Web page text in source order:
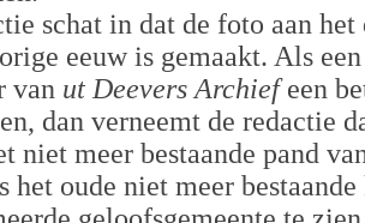
schat in dat de foto aan
eeuw is gemaakt. Als
van ut Deevers Archiefeen
dan verneemt de redactie
niet meer bestaande pand
het oude niet meer